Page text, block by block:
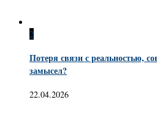
2
Потеря связи с реальностью,
замысел?
22.04.2026